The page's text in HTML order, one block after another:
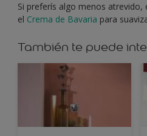
Si preferís algo menos
el Crema de Bavaria para
También te puede